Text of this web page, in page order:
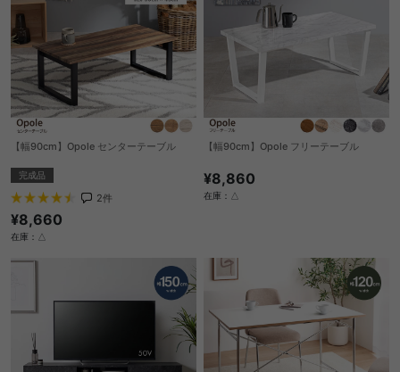
【幅90cm】Opole センターテーブル
完成品
2件
¥8,660
在庫：△
【幅90cm】Opole フリーテーブル
¥8,860
在庫：△